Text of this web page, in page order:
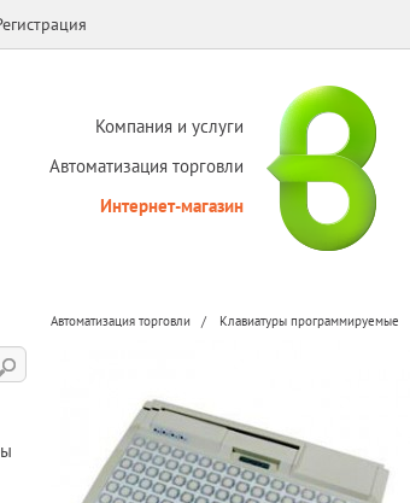
Компания и услуги
Автоматизация торговли
Интернет-магазин
Автоматизация торговли Клавиатуры программируемые